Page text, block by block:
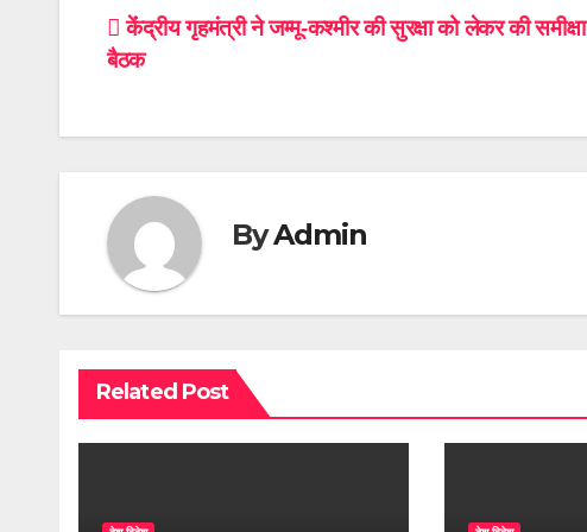
Post
केंंद्रीय गृहमंत्री ने जम्मू-कश्मीर की सुरक्षा को लेकर की समीक्षा
बैठक
ByAdmin
Related Post